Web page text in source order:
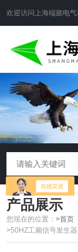
欢迎访问 上海端懿电
产品展示
您现在的位置：>首页
>50HZ工频信号发生器